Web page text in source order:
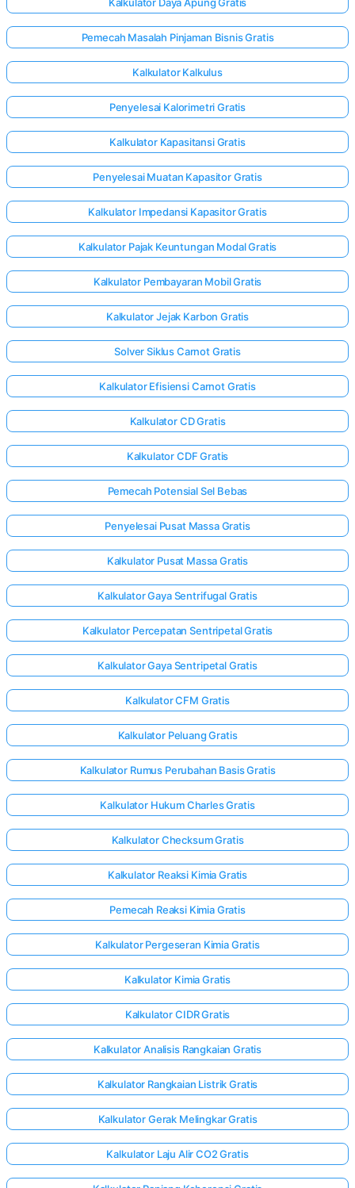
Kalkulator Daya Apung Gratis
Pemecah Masalah Pinjaman Bisnis Gratis
Kalkulator Kalkulus
Penyelesai Kalorimetri Gratis
Kalkulator Kapasitansi Gratis
Penyelesai Muatan Kapasitor Gratis
Kalkulator Impedansi Kapasitor Gratis
Kalkulator Pajak Keuntungan Modal Gratis
Kalkulator Pembayaran Mobil Gratis
Kalkulator Jejak Karbon Gratis
Solver Siklus Carnot Gratis
Kalkulator Efisiensi Carnot Gratis
Kalkulator CD Gratis
Kalkulator CDF Gratis
Pemecah Potensial Sel Bebas
Penyelesai Pusat Massa Gratis
Kalkulator Pusat Massa Gratis
Kalkulator Gaya Sentrifugal Gratis
Kalkulator Percepatan Sentripetal Gratis
Kalkulator Gaya Sentripetal Gratis
Kalkulator CFM Gratis
Kalkulator Peluang Gratis
Kalkulator Rumus Perubahan Basis Gratis
Kalkulator Hukum Charles Gratis
Kalkulator Checksum Gratis
Kalkulator Reaksi Kimia Gratis
Pemecah Reaksi Kimia Gratis
Kalkulator Pergeseran Kimia Gratis
Kalkulator Kimia Gratis
Kalkulator CIDR Gratis
Kalkulator Analisis Rangkaian Gratis
Kalkulator Rangkaian Listrik Gratis
Kalkulator Gerak Melingkar Gratis
Kalkulator Laju Alir CO2 Gratis